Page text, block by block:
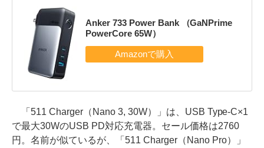
Anker 733 Power Bank （GaNPrime
PowerCore 65W）
「511 Charger（Nano 3, 30W）」は、USB Type-C×1
で最大30WのUSB PD対応充電器。セール価格は2760
円。名前が似ているが、「511 Charger（Nano Pro）」